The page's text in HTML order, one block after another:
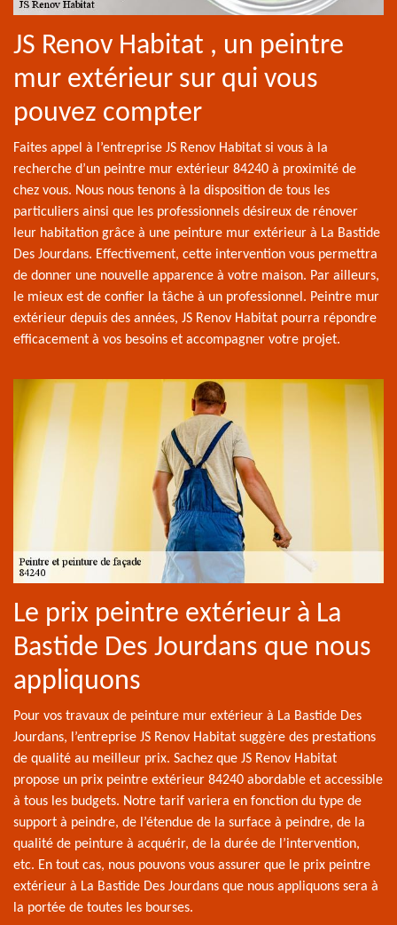
JS Renov Habitat , un peintre
mur extérieur sur qui vous
pouvez compter
Faites appel à l’entreprise JS Renov Habitat si vous à la
recherche d’un peintre mur extérieur 84240 à proximité de
chez vous. Nous nous tenons à la disposition de tous les
particuliers ainsi que les professionnels désireux de rénover
leur habitation grâce à une peinture mur extérieur à La Bastide
Des Jourdans. Effectivement, cette intervention vous permettra
de donner une nouvelle apparence à votre maison. Par ailleurs,
le mieux est de confier la tâche à un professionnel. Peintre mur
extérieur depuis des années, JS Renov Habitat pourra répondre
efficacement à vos besoins et accompagner votre projet.
Le prix peintre extérieur à La
Bastide Des Jourdans que nous
appliquons
Pour vos travaux de peinture mur extérieur à La Bastide Des
Jourdans, l’entreprise JS Renov Habitat suggère des prestations
de qualité au meilleur prix. Sachez que JS Renov Habitat
propose un prix peintre extérieur 84240 abordable et accessible
à tous les budgets. Notre tarif variera en fonction du type de
support à peindre, de l’étendue de la surface à peindre, de la
qualité de peinture à acquérir, de la durée de l’intervention,
etc. En tout cas, nous pouvons vous assurer que le prix peintre
extérieur à La Bastide Des Jourdans que nous appliquons sera à
la portée de toutes les bourses.